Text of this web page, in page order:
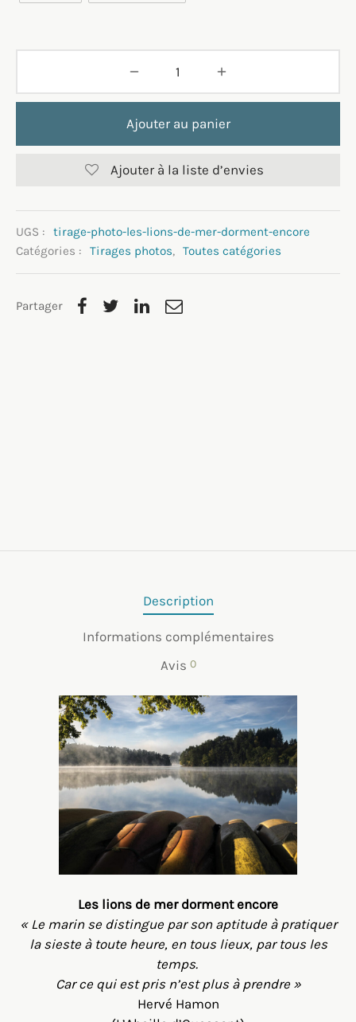
Ajouter au panier
Ajouter à la liste d’envies
UGS :
tirage-photo-les-lions-de-mer-dorment-encore
Catégories :
Tirages photos, Toutes catégories
Partager
Description
Informations complémentaires
Avis 0
Les lions de mer dorment encore
« Le marin se distingue par son aptitude à pratiquer
la sieste à toute heure, en tous lieux, par tous les
temps.
Car ce qui est pris n’est plus à prendre»
Hervé Hamon